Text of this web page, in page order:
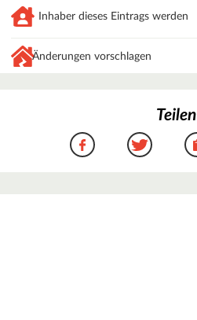
Inhaber dieses Eintrags werden
Änderungen vorschlagen
Teilen